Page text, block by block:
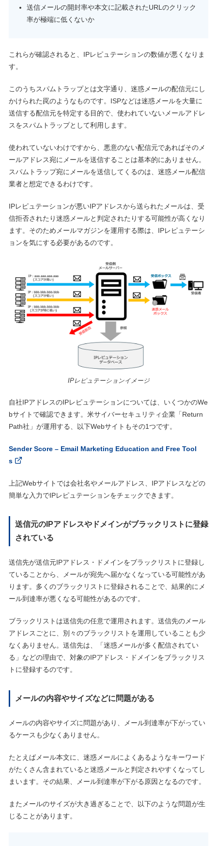
送信メールの開封率や本文に記載されたURLのクリック
率が極端に低くないか
これらが確認されると、IPレピュテーションの数値が悪くなりま
す。
このうちスパムトラップとは文字通り、迷惑メールの配信元にし
かけられた罠のようなものです。ISPなどは迷惑メールを大量に
送信する配信元を特定する目的で、使われていないメールアドレ
スをスパムトラップとして利用します。
使われていないわけですから、悪意のない配信元であればそのメ
ールアドレス宛にメールを送信することは基本的にありません。
スパムトラップ宛にメールを送信してくるのは、迷惑メール配信
業者と想定できるわけです。
IPレピュテーションが悪いIPアドレスから送られたメールは、受
信拒否されたり迷惑メールと判定されたりする可能性が高くなり
ます。そのためメールマガジンを運用する際は、IPレピュテーシ
ョンを気にする必要があるのです。
IPレピュテーションイメージ
自社IPアドレスのIPレピュテーションについては、いくつかのWe
bサイトで確認できます。米サイバーセキュリティ企業「Return
Path社」が運用する、以下Webサイトもその1つです。
Sender Score – Email Marketing Education and Free Tool
s
上記Webサイトでは会社名やメールアドレス、IPアドレスなどの
簡単な入力でIPレピュテーションをチェックできます。
送信元のIPアドレスやドメインがブラックリストに登録
されている
送信先が送信元IPアドレス・ドメインをブラックリストに登録し
ていることから、メールが宛先へ届かなくなっている可能性があ
ります。多くのブラックリストに登録されることで、結果的にメ
ール到達率が悪くなる可能性があるのです。
ブラックリストは送信先の任意で運用されます。送信先のメール
アドレスごとに、別々のブラックリストを運用していることも少
なくありません。送信先は、「迷惑メールが多く配信されてい
る」などの理由で、対象のIPアドレス・ドメインをブラックリス
トに登録するのです。
メールの内容やサイズなどに問題がある
メールの内容やサイズに問題があり、メール到達率が下がってい
るケースも少なくありません。
たとえばメール本文に、迷惑メールによくあるようなキーワード
がたくさん含まれていると迷惑メールと判定されやすくなってし
まいます。その結果、メール到達率が下がる原因となるのです。
またメールのサイズが大き過ぎることで、以下のような問題が生
じることがあります。